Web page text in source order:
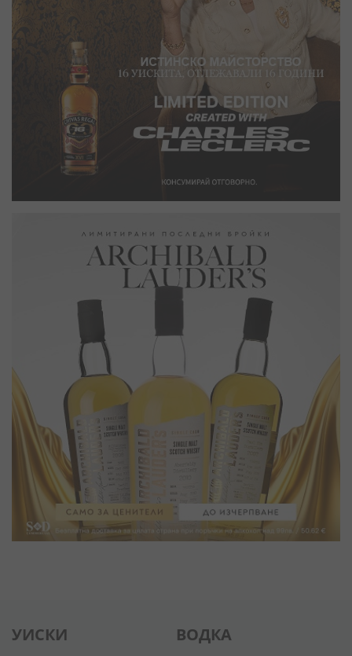
УИСКИ ВОДКА